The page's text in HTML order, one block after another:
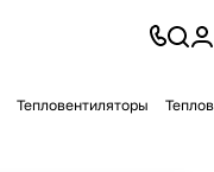
Тепловентиляторы